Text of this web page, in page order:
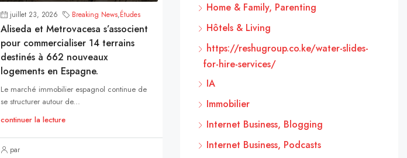
juillet 23, 2026 Breaking News,Études
Aliseda et Metrovacesa s’associent
pour commercialiser 14 terrains
destinés à 662 nouveaux
logements en Espagne.
Le marché immobilier espagnol continue de
se structurer autour de...
continuer la lecture
par
Home & Family, Parenting
Hôtels & Living
https://reshugroup.co.ke/water-slides-
for-hire-services/
IA
Immobilier
Internet Business, Blogging
Internet Business, Podcasts